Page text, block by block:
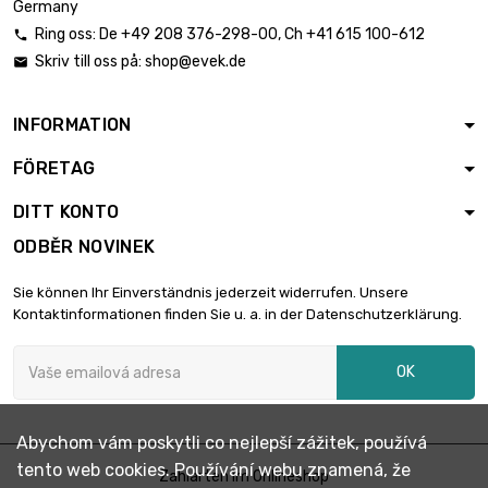
délka : 0.1 Meter
délka : 0.1 Meter
63.75mm
průměr : 76.58mm
2 325,14 €
délka : 0.05 Meter
délka : 0.05 Meter
Germany
 Ring oss: De +49 208 376-298-00, Ch +41 615 100-612
 Skriv till oss på: shop@evek.de
INFORMATION
FÖRETAG
DITT KONTO
ODBĚR NOVINEK
Sie können Ihr Einverständnis jederzeit widerrufen. Unsere
Kontaktinformationen finden Sie u. a. in der Datenschutzerklärung.
OK
Zahlarten im Onlineshop
Abychom vám poskytli co nejlepší zážitek, používá
tento web cookies. Používání webu znamená, že